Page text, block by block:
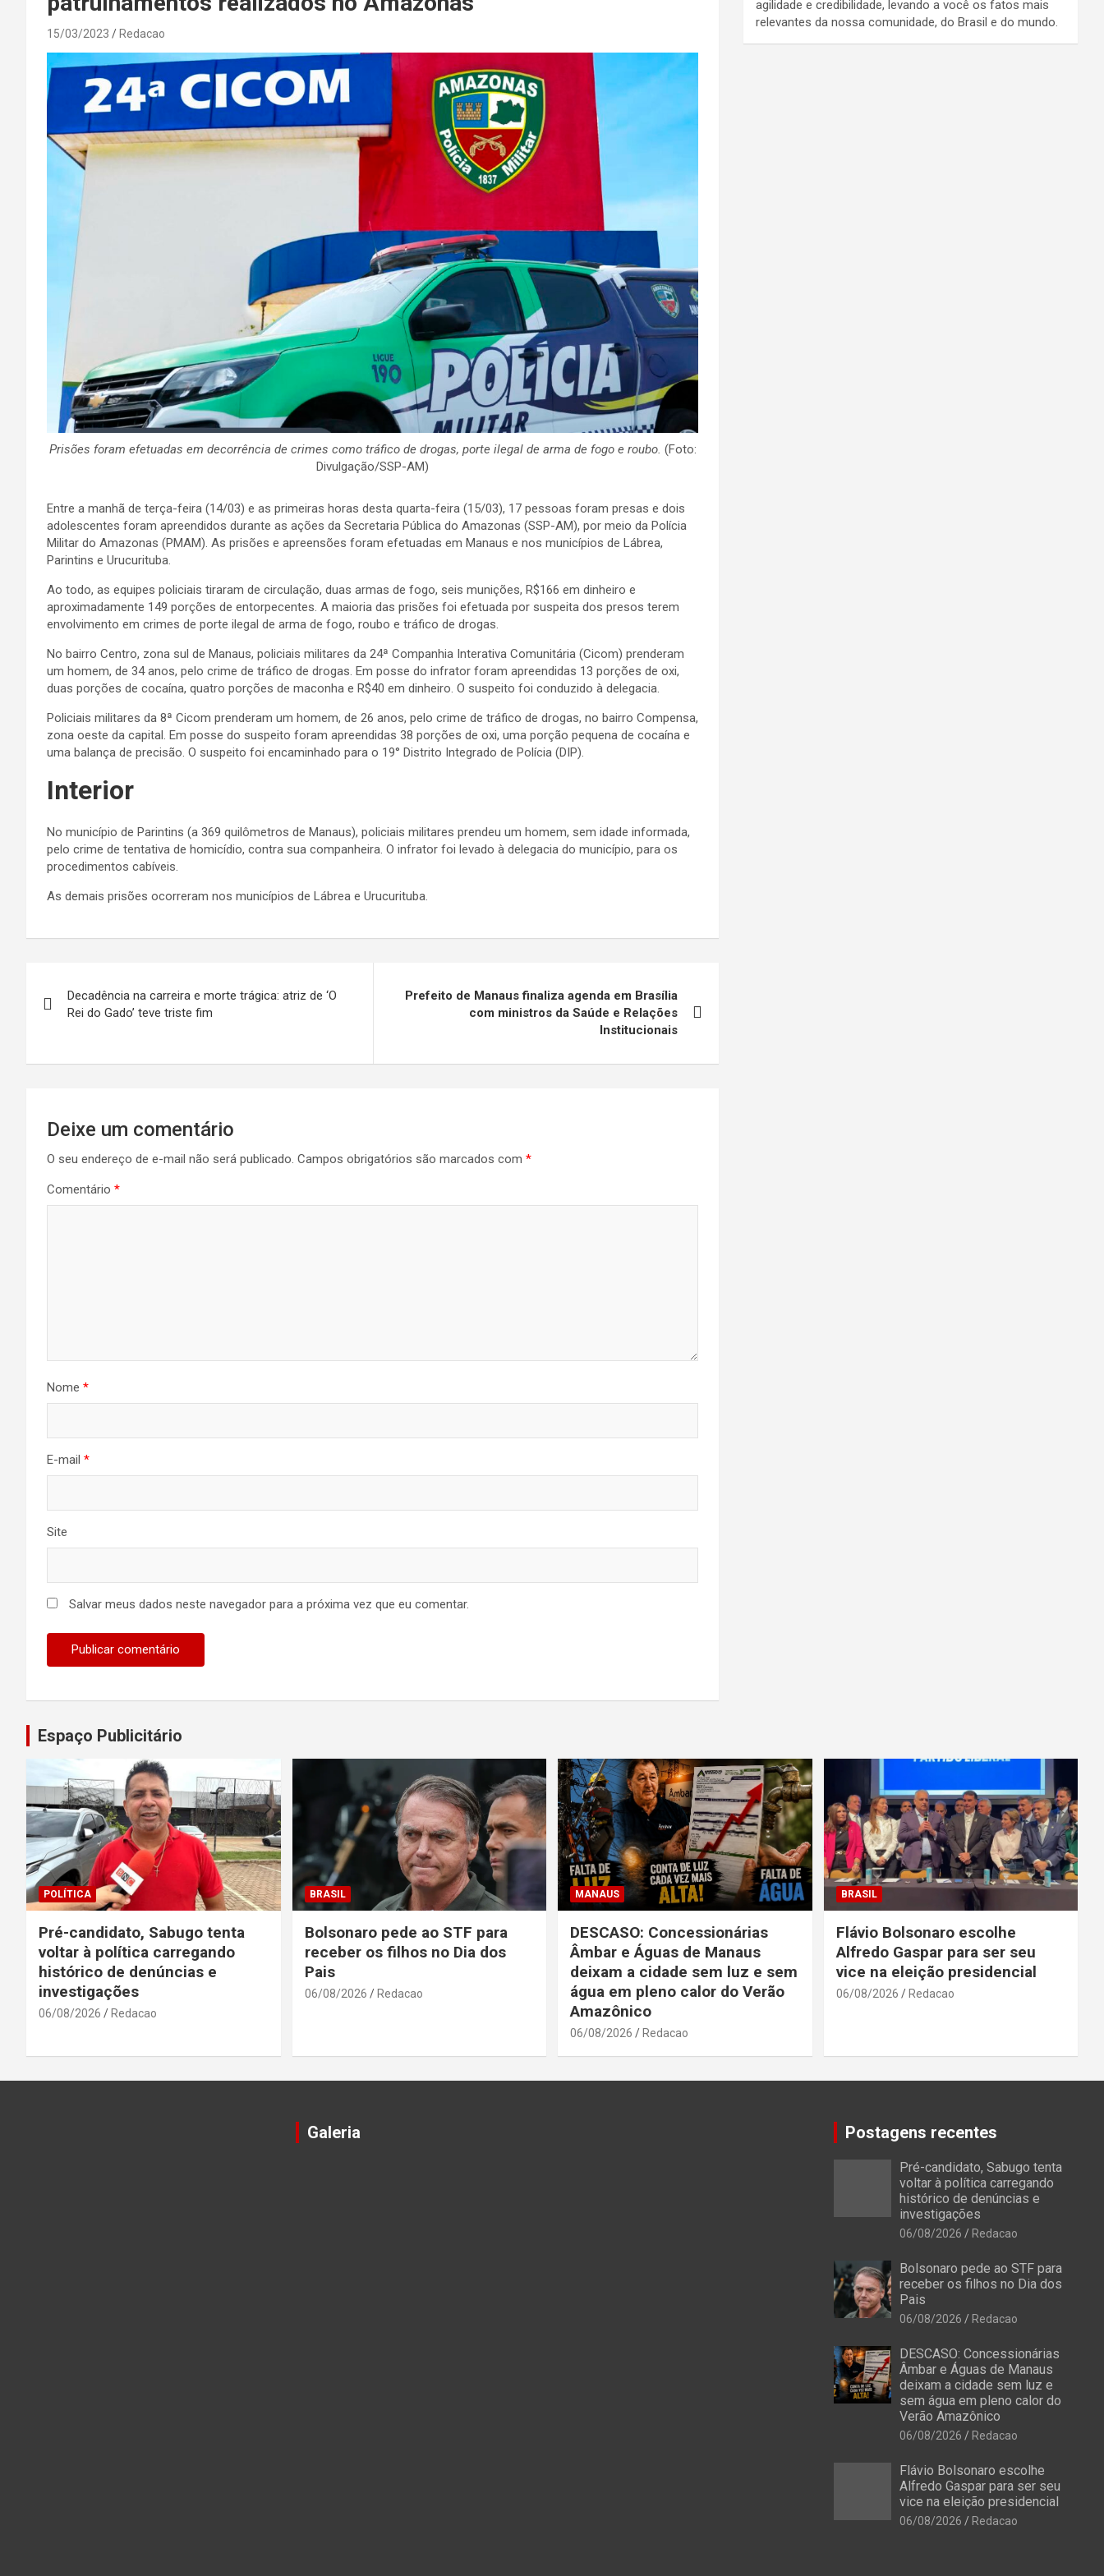
15/03/2023 Redacao
Prisões foram efetuadas em decorrência de crimes como tráfico de drogas, porte ilegal de arma de fogo e roubo. (Foto:
Divulgação/SSP-AM)
Entre a manhã de terça-feira (14/03) e as primeiras horas desta quarta-feira (15/03), 17 pessoas foram presas e dois
adolescentes foram apreendidos durante as ações da Secretaria Pública do Amazonas (SSP-AM), por meio da Polícia
Militar do Amazonas (PMAM). As prisões e apreensões foram efetuadas em Manaus e nos municípios de Lábrea,
Parintins e Urucurituba.
Ao todo, as equipes policiais tiraram de circulação, duas armas de fogo, seis munições, R$166 em dinheiro e
aproximadamente 149 porções de entorpecentes. A maioria das prisões foi efetuada por suspeita dos presos terem
envolvimento em crimes de porte ilegal de arma de fogo, roubo e tráfico de drogas.
No bairro Centro, zona sul de Manaus, policiais militares da 24ª Companhia Interativa Comunitária (Cicom) prenderam
um homem, de 34 anos, pelo crime de tráfico de drogas. Em posse do infrator foram apreendidas 13 porções de oxi,
duas porções de cocaína, quatro porções de maconha e R$40 em dinheiro. O suspeito foi conduzido à delegacia.
Policiais militares da 8ª Cicom prenderam um homem, de 26 anos, pelo crime de tráfico de drogas, no bairro Compensa,
zona oeste da capital. Em posse do suspeito foram apreendidas 38 porções de oxi, uma porção pequena de cocaína e
uma balança de precisão. O suspeito foi encaminhado para o 19° Distrito Integrado de Polícia (DIP).
Interior
No município de Parintins (a 369 quilômetros de Manaus), policiais militares prendeu um homem, sem idade informada,
pelo crime de tentativa de homicídio, contra sua companheira. O infrator foi levado à delegacia do município, para os
procedimentos cabíveis.
As demais prisões ocorreram nos municípios de Lábrea e Urucurituba.
de
Decadência na carreira e morte trágica: atriz de ‘O
Rei do Gado’ teve triste fim
Prefeito de Manaus finaliza agenda em Brasília
com ministros da Saúde e Relações
Institucionais
Deixe um comentário
O seu endereço de e-mail não será publicado. Campos obrigatórios são marcados com *
Comentário *
Nome *
E-mail *
Site
Salvar meus dados neste navegador para a próxima vez que eu comentar.
agilidade e credibilidade, levando a você os fatos mais
relevantes da nossa comunidade, do Brasil e do mundo.
Espaço Publicitário
POLÍTICA
Pré-candidato, Sabugo tenta
voltar à política carregando
histórico de denúncias e
investigações
06/08/2026 Redacao
BRASIL
Bolsonaro pede ao STF para
receber os filhos no Dia dos
Pais
06/08/2026 Redacao
MANAUS
DESCASO: Concessionárias
Âmbar e Águas de Manaus
deixam a cidade sem luz e sem
água em pleno calor do Verão
Amazônico
06/08/2026 Redacao
BRASIL
Flávio Bolsonaro escolhe
Alfredo Gaspar para ser seu
vice na eleição presidencial
06/08/2026 Redacao
Galeria Postagens recentes
Pré-candidato, Sabugo tenta
voltar à política carregando
histórico de denúncias e
investigações
06/08/2026 Redacao
Bolsonaro pede ao STF para
receber os filhos no Dia dos
Pais
06/08/2026 Redacao
DESCASO: Concessionárias
Âmbar e Águas de Manaus
deixam a cidade sem luz e
sem água em pleno calor do
Verão Amazônico
06/08/2026 Redacao
Flávio Bolsonaro escolhe
Alfredo Gaspar para ser seu
vice na eleição presidencial
06/08/2026 Redacao